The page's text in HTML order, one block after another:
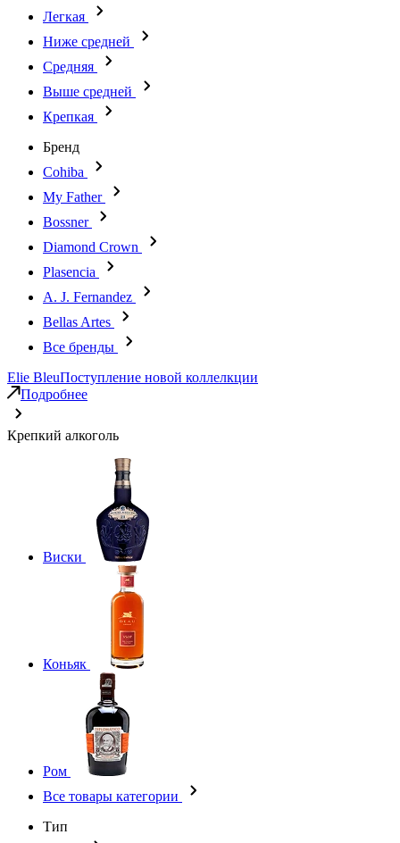
Легкая
Ниже средней
Средняя
Выше средней
Крепкая
Бренд
Cohiba
My Father
Bossner
Diamond Crown
Plasencia
A. J. Fernandez
Bellas Artes
Все бренды
Elie BleuПоступление новой коллелкции
Подробнее
Крепкий алкоголь
Виски
Коньяк
Ром
Все товары категории
Тип